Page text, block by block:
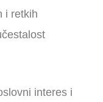
i retkih
interes i